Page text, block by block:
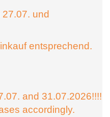
und
entsprechend.
and 31.07.2026!!!!
accordingly.